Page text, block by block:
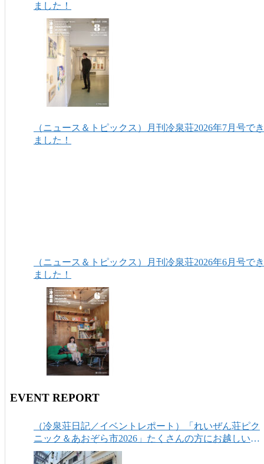
ました！
（ニュース＆トピックス）月刊冷泉荘2026年7月号でき
ました！
（ニュース＆トピックス）月刊冷泉荘2026年6月号でき
ました！
EVENT REPORT
（冷泉荘日記／イベントレポート）「れいぜん荘ピク
ニック＆あおぞら市2026」たくさんの方にお越しいた
だき、ありがとうございました！